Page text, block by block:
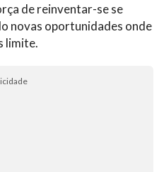
de reinventar-se se
novas oportunidades onde
limite.